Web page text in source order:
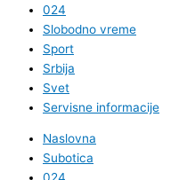
024
Slobodno vreme
Sport
Srbija
Svet
Servisne informacije
Naslovna
Subotica